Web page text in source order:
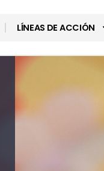
LÍNEAS DE ACCIÓN